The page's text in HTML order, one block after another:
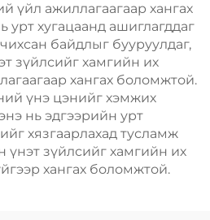
үйл ажиллагаагаар хангах
урт хугацаанд ашиглагддаг
байдлыг бууруулдаг,
зүйлсийг хамгийн их
хангах боломжтой.
үнэ цэнийг хэмжих
нь эдгээрийн урт
хязгаарлахад тусламж
үнэт зүйлсийг хамгийн их
хангах боломжтой.